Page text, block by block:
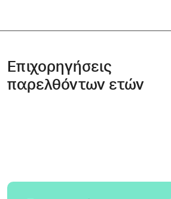
Επιχορηγήσεις
παρελθόντων ετών